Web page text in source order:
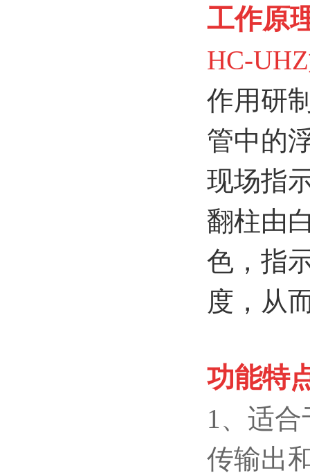
工作原
HC-
作用研
管中的
现场指
翻柱由
色，指
度，从
功能特
1、适
传输出